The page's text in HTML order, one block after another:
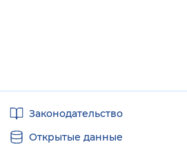
ссылкиЗаконодательство
Открытые данные